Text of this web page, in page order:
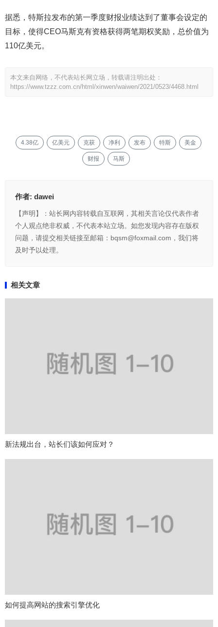
据悉，特斯拉发布的第一季度财报业绩达到了董事会设定的
目标，使得CEO马斯克有资格获得两笔期权奖励，总价值为
110亿美元。
本文来自网络，不代表站长网立场，转载请注明出处：
https://www.tzzz.com.cn/html/xinwen/waiwen/2021/0523/4468.html
4.38亿 亿美元 克获 净利 发布 特斯 美金
财报 马斯
作者: dawei
【声明】：站长网内容转载自互联网，其相关言论仅代表作者
个人观点绝非权威，不代表本站立场。如您发现内容存在版权
问题，请提交相关链接至邮箱：bqsm@foxmail.com，我们将
及时予以处理。
相关文章
新法规出台，站长们该如何应对？
如何提高网站的搜索引擎优化